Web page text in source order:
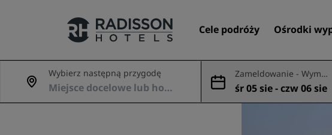
Cele podróży Ośrodki
Nasze marki
Wybierz następną przygodę
Zameldowanie - Wymel
dowanie
śr 05 sie - czw 06 sie